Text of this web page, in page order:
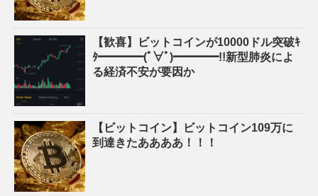
【歓喜】ビットコインが10000ドル突破ｷ
ﾀ━━━━(ﾟ∀ﾟ)━━━━!!新型肺炎によ
る経済不安が要因か
【ビットコイン】ビットコイン109万に
到達きたああああ！！！